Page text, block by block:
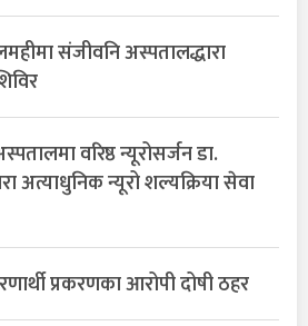
संजीवनि अस्पतालद्धारा
वरिष्ठ न्यूरोसर्जन डा.
अत्याधुनिक न्यूरो शल्यक्रिया सेवा
प्रकरणका आरोपी दोषी ठहर